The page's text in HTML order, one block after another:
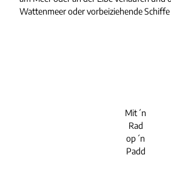
Wattenmeer oder vorbeiziehende
Mit´n
Rad
op´n
Padd